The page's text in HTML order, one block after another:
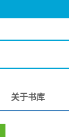
关于书库